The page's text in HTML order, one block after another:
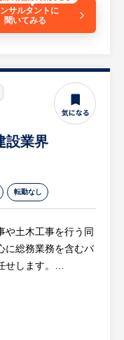
します
3軸経営と独自の高
さらに成長が期待で
など「人を大切にす
安心して長く働けま
サルタントに
聞いてみる
設業界
転勤なし
や土木工事を行う同
に総務業務を含むバ
します。
責任者としての役